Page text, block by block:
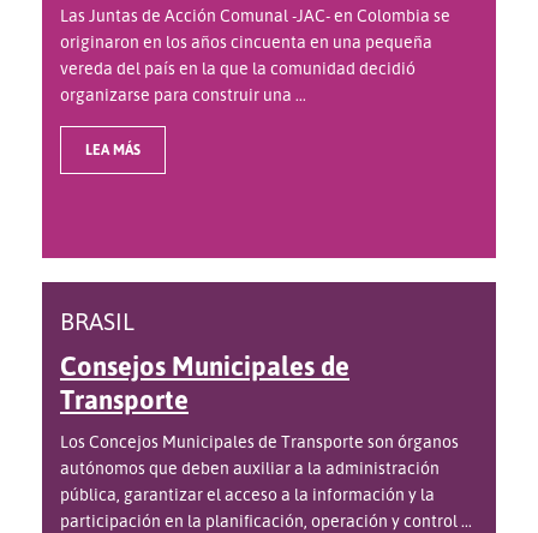
Las Juntas de Acción Comunal -JAC- en Colombia se
originaron en los años cincuenta en una pequeña
vereda del país en la que la comunidad decidió
organizarse para construir una ...
LEA MÁS
BRASIL
Consejos Municipales de
Transporte
Los Concejos Municipales de Transporte son órganos
autónomos que deben auxiliar a la administración
pública, garantizar el acceso a la información y la
participación en la planificación, operación y control ...